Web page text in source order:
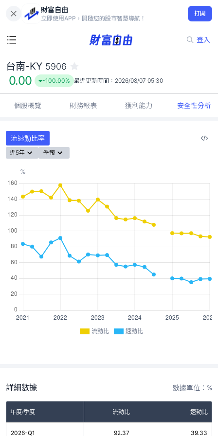
財富自由
立即使用APP，開啟您的股市智慧導航！
打開
登入
0.00
-100.00%
台南-KY 5906
0.00 -100.00% 最近更新時間： 2026/08/07 05:30
個股概覽 財務報表 獲利能力 安全性分析
流速動比率
近5年 季報
流動比 速動比
詳細數據 數據單位：%
年度/季度 流動比 速動比
2026-Q1 92.37 39.33